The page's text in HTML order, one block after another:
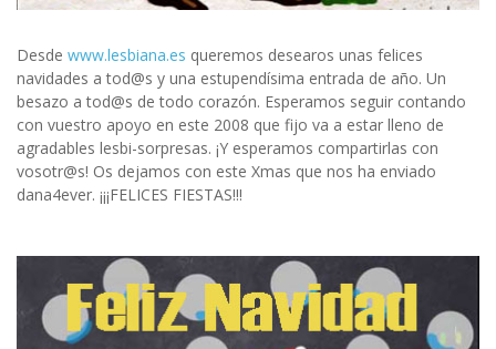
Desde www.lesbiana.es queremos desearos unas felices
navidades a tod@s y una estupendísima entrada de año. Un
besazo a tod@s de todo corazón. Esperamos seguir contando
con vuestro apoyo en este 2008 que fijo va a estar lleno de
agradables lesbi-sorpresas. ¡Y esperamos compartirlas con
vosotr@s! Os dejamos con este Xmas que nos ha enviado
dana4ever. ¡¡¡FELICES FIESTAS!!!